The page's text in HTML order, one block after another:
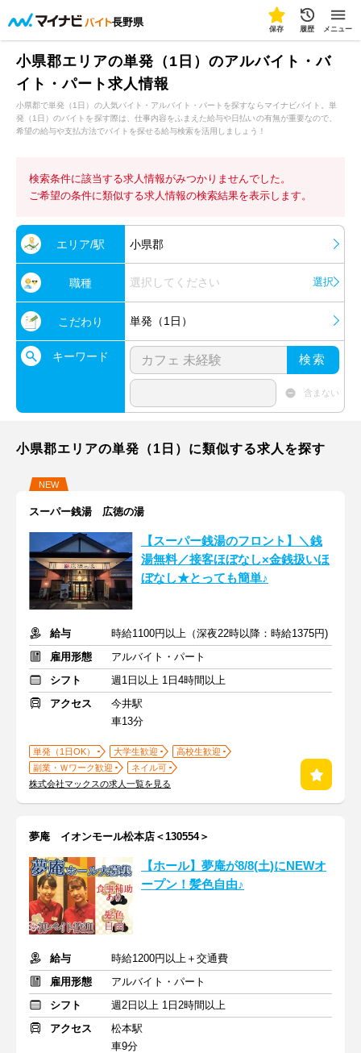
長野県
保存 履歴 メニュー
小県郡エリアの単発（1日）のアルバイト・バ
イト・パート求人情報
小県郡で単発（1日）の人気バイト・アルバイト・パートを探すならマイナビバイト。単
発（1日）のバイトを探す際は、仕事内容をふまえた給与や日払いの有無が重要なので、
希望の給与や支払方法でバイトを探せる給与検索を活用しましょう！
検索条件に該当する求人情報がみつかりませんでした。
ご希望の条件に類似する求人情報の検索結果を表示します。
エリア/駅 小県郡
職種 選択してください 選択
こだわり 単発（1日）
キーワード 検索
含まない
小県郡エリアの単発（1日）に類似する求人を探す
NEW
スーパー銭湯 広徳の湯
【スーパー銭湯のフロント】＼銭
湯無料／接客ほぼなし×金銭扱いほ
ぼなし★とっても簡単♪
給与
時給1100円以上（深夜22時以降：時給1375円)
雇用形態
アルバイト・パート
シフト
週1日以上 1日4時間以上
アクセス
今井駅
車13分
単発（1日OK） 大学生歓迎
高校生歓迎
副業・Ｗワーク歓迎
ネイル可
株式会社マックスの求人一覧を見る
夢庵 イオンモール松本店＜130554＞
【ホール】夢庵が8/8(土)にNEWオ
ープン！髪色自由♪
給与
時給1200円以上＋交通費
雇用形態
アルバイト・パート
シフト
週2日以上 1日2時間以上
アクセス
松本駅
車9分